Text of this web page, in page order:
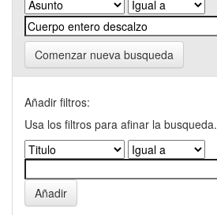
Comenzar nueva busqueda
Añadir filtros:
Usa los filtros para afinar la busqueda.